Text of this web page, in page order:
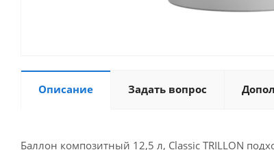
Описание Задать вопрос
Баллон композитный 12,5 л, Classic TRILLON